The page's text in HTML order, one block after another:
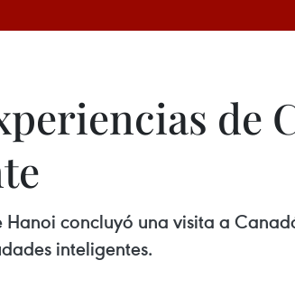
de
concluyó una visita a
inteligentes.